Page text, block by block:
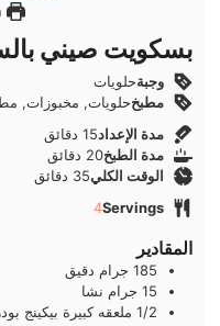
بسكويت صيني
وجبةحلويات
مطبخحلويات, مخبوزات,
مدة الإعداد15دقائق
دقائق
مدة الطبخ20 دقائق
دقائق
الوقت الكلي35 دقائق
دقائق
Servings
4
المقادير
185 جرام دقيق
15 جرام نشا
1/2 ملعقه كبيرة بيكينج بودر